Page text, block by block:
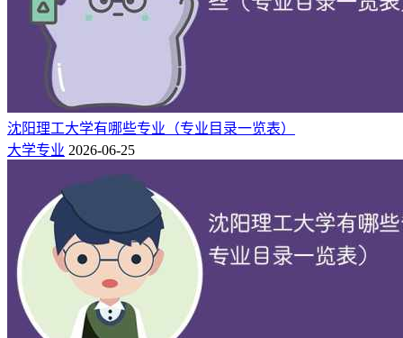
特种能源技术与工程
信息对抗技术
环境设计
视觉传达设计
国际工程学院
金属材料工程
沈阳理工大学有哪些专业（专业目录一览表）
大学专业 2026-06-25